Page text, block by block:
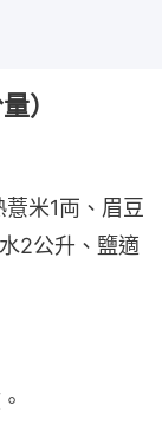
）
米1両、眉豆
2公升、鹽適